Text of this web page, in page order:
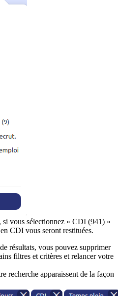
si vous sélectionnez « CDI (941) »
CDI vous seront restituées.
résultats, vous pouvez supprimer
filtres et critères et relancer votre
recherche apparaissent de la façon